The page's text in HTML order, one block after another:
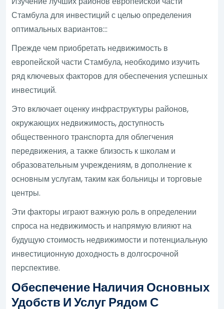
Стамбула для инвестиций с целью определения
оптимальных вариантов:::
Прежде чем приобретать недвижимость в
европейской части Стамбула, необходимо изучить
ряд ключевых факторов для обеспечения успешных
инвестиций.
Это включает оценку инфраструктуры районов,
окружающих недвижимость, доступность
общественного транспорта для облегчения
передвижения, а также близость к школам и
образовательным учреждениям, в дополнение к
основным услугам, таким как больницы и торговые
центры.
Эти факторы играют важную роль в определении
спроса на недвижимость и напрямую влияют на
будущую стоимость недвижимости и потенциальную
инвестиционную доходность в долгосрочной
перспективе.
Обеспечение Наличия Основных
Удобств И Услуг Рядом С